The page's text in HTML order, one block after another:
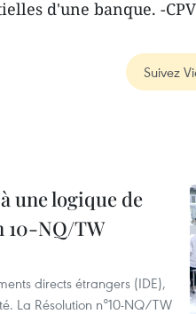
d'une banque. -
Suivez
une logique de
10-NQ/TW
directs étrangers (IDE),
La Résolution n°10-NQ/TW